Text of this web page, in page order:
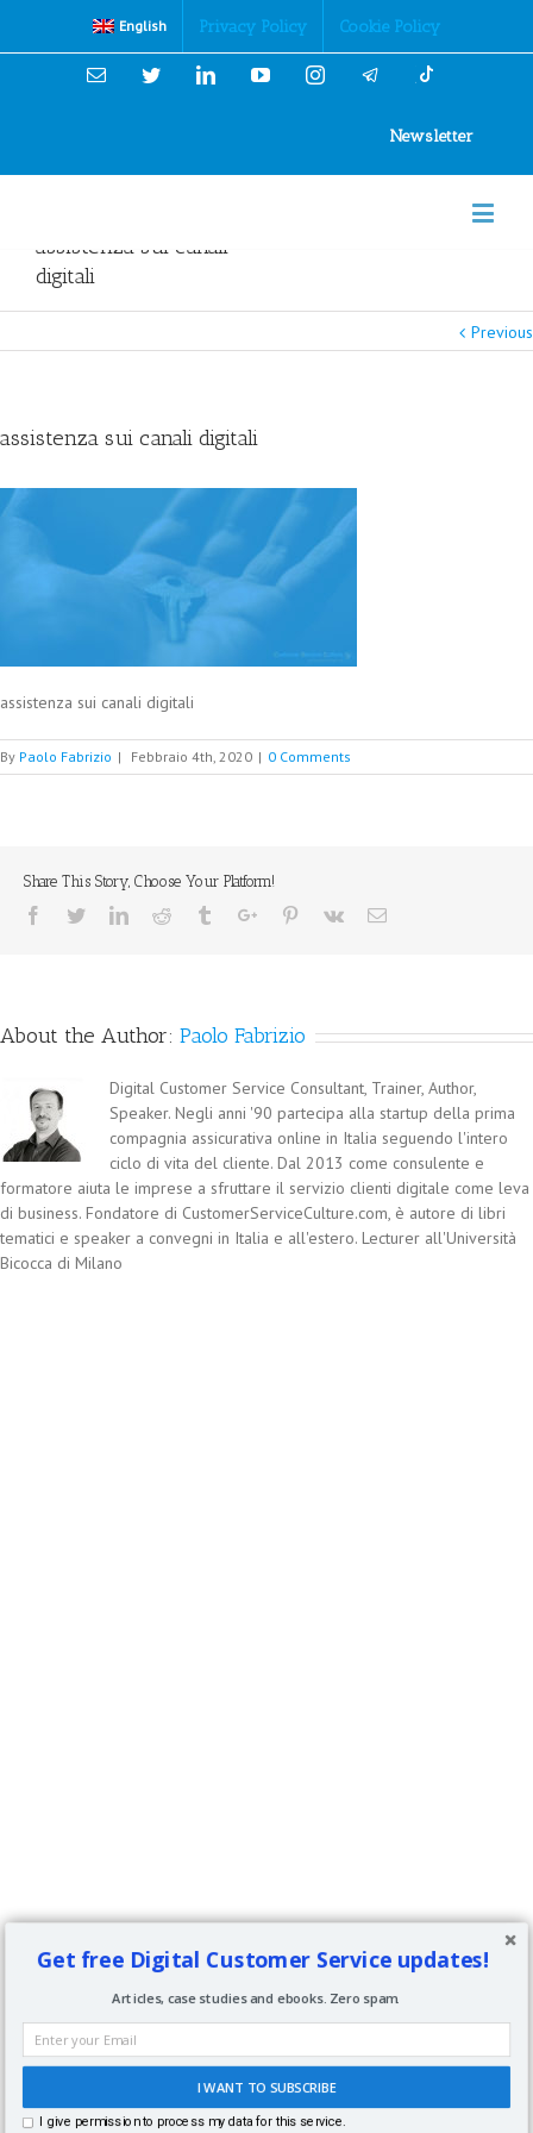
English Privacy Policy Cookie Policy
Email TwitterLinkedinYouTubeInstagram
Newsletter
assistenza sui canali
digitali
Previous
assistenza sui canali digitali
assistenza sui canali digitali
By Paolo Fabrizio | Febbraio 4th, 2020 | 0 Comments
Share This Story, Choose Your Platform!
Facebook
TwitterLinkedinReddit TumblrGoogle+Pinterest
Vk Email
About the Author: Paolo Fabrizio
Digital Customer Service Consultant, Trainer, Author,
Speaker. Negli anni '90 partecipa alla startup della prima
compagnia assicurativa online in Italia seguendo l'intero
ciclo di vita del cliente. Dal 2013 come consulente e
formatore aiuta le imprese a sfruttare il servizio clienti digitale come leva
di business. Fondatore di CustomerServiceCulture.com, è autore di libri
tematici e speaker a convegni in Italia e all'estero. Lecturer all'Università
Bicocca di Milano
Cookies Policy
Get free Digital Customer Service updates!
I WANT TO SUBSCRIBE
I give permission to process my data for this service.
Articles, case studies and ebooks. Zero spam.